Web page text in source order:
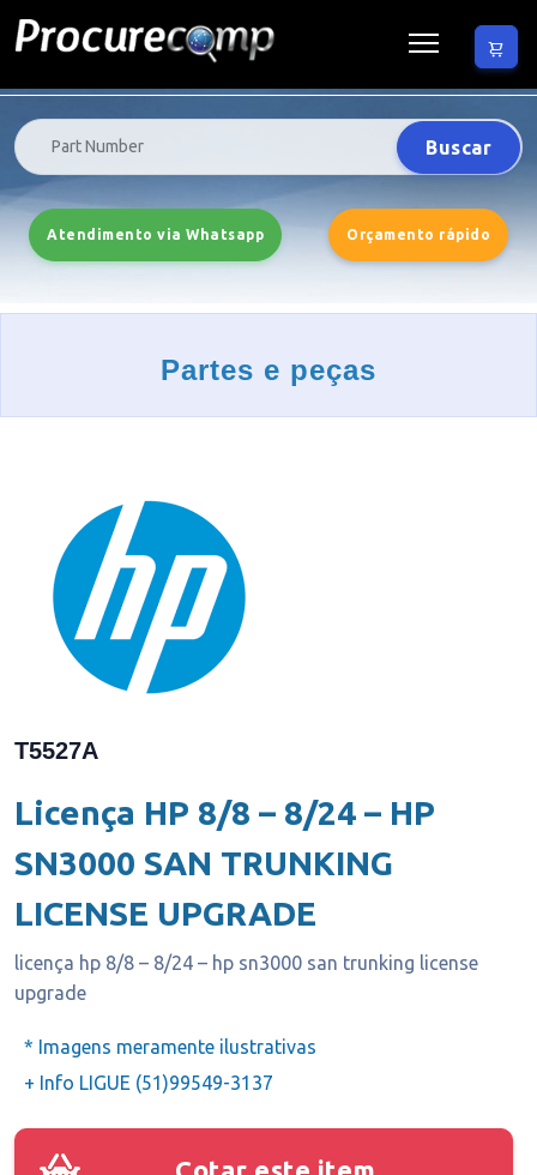
Buscar
Atendimento via Whatsapp Orçamento rápido
Partes e peças
T5527A
Licença HP 8/8 – 8/24 – HP
SN3000 SAN TRUNKING
LICENSE UPGRADE
licença hp 8/8 – 8/24 – hp sn3000 san trunking license
upgrade
* Imagens meramente ilustrativas
+ Info LIGUE (51)99549-3137